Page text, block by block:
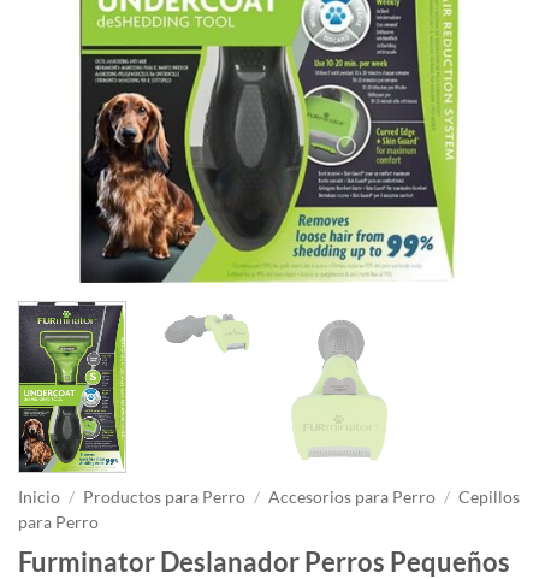
Inicio / Productos para Perro / Accesorios para Perro / Cepillos
para Perro
Furminator Deslanador Perros Pequeños